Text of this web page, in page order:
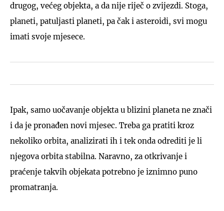
drugog, većeg objekta, a da nije riječ o zvijezdi. Stoga,
planeti, patuljasti planeti, pa čak i asteroidi, svi mogu
imati svoje mjesece.
Ipak, samo uočavanje objekta u blizini planeta ne znači
i da je pronađen novi mjesec. Treba ga pratiti kroz
nekoliko orbita, analizirati ih i tek onda odrediti je li
njegova orbita stabilna. Naravno, za otkrivanje i
praćenje takvih objekata potrebno je iznimno puno
promatranja.